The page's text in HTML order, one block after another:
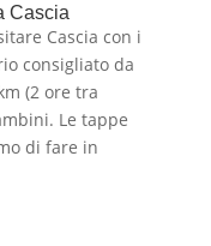
Cascia
Cascia con i
consigliato da
(2 ore tra
Le tappe
di fare in